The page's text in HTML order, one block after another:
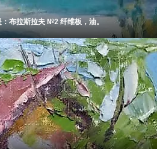
布拉斯拉夫 №2 纤维板，油。